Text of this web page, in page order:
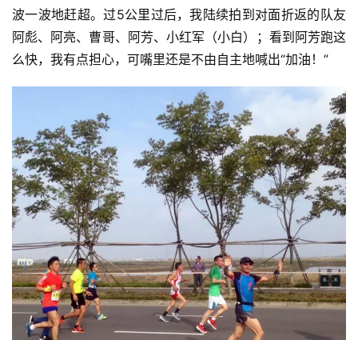
波一波地赶超。过5公里过后，我陆续拍到对面折返的队友
阿彪、阿亮、曹哥、阿芳、小红军（小白）；看到阿芳跑这
么快，我有点担心，可嘴里还是不由自主地喊出“加油！”